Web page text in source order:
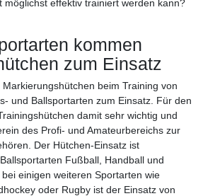
möglichst effektiv trainiert werden kann?
kommen
zum Einsatz
beim Training von
und Ballsportarten zum Einsatz. Für den
damit sehr wichtig und
des Profi- und Amateurbereichs zur
Der Hütchen-Einsatz ist
Fußball, Handball und
einigen weiteren Sportarten wie
oder Rugby ist der Einsatz von